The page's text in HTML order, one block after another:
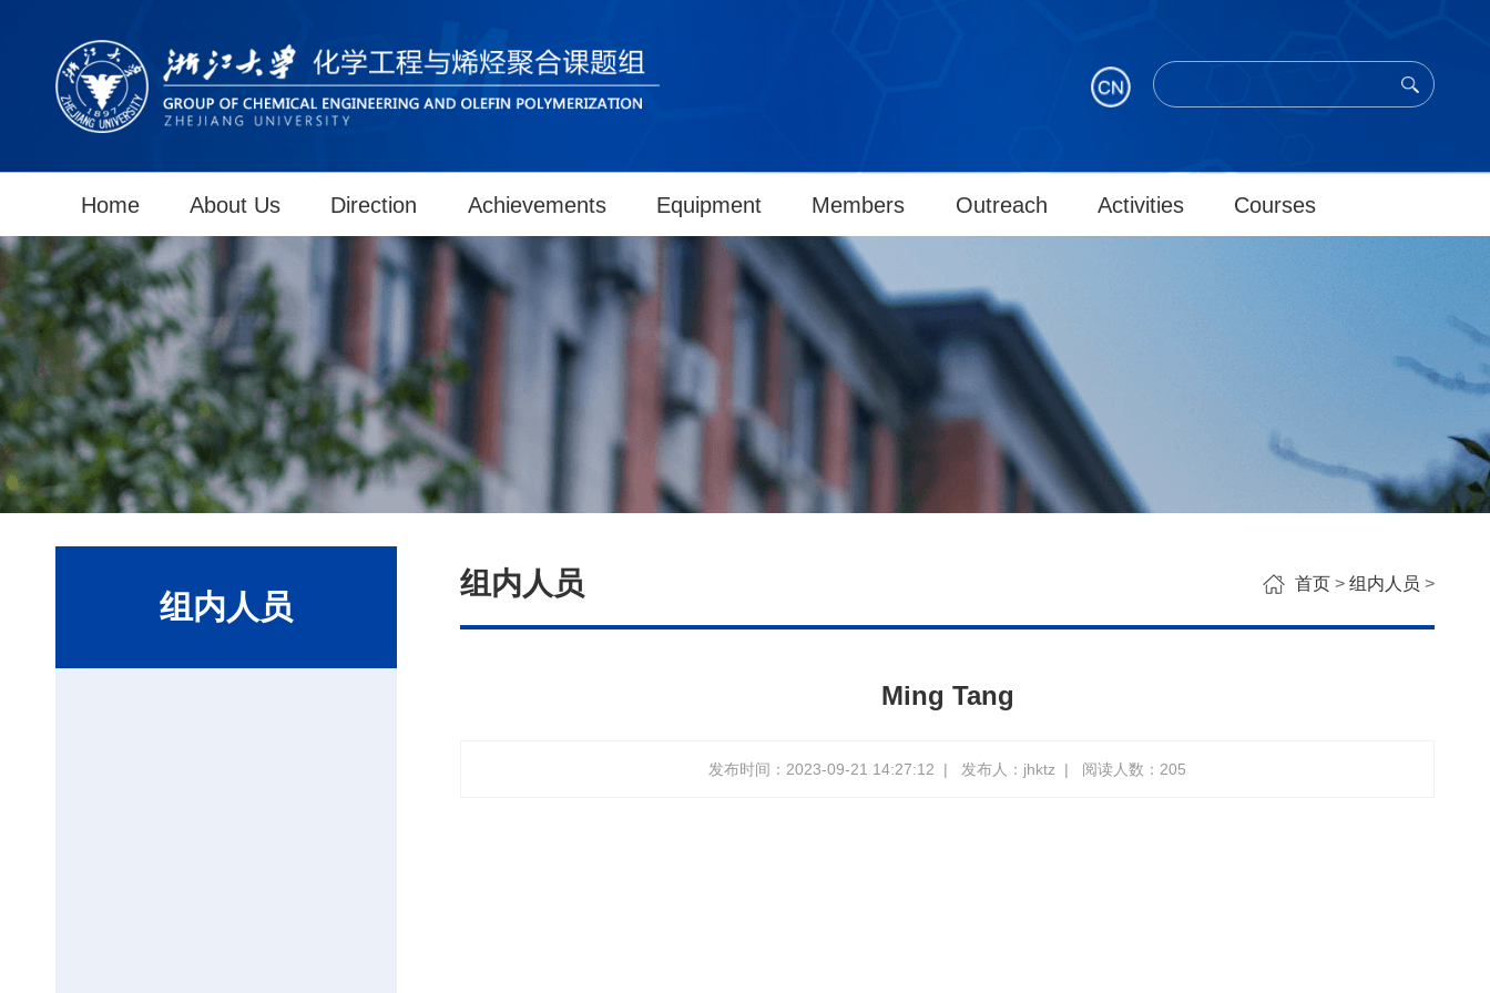
Home About Us Direction Achievements Equipment Members Outreach Activities Courses
组内人员
组内人员 首页 > 组内人员 >
Ming Tang
发布时间：2023-09-21 14:27:12 | 发布人：jhktz | 阅读人数： 205